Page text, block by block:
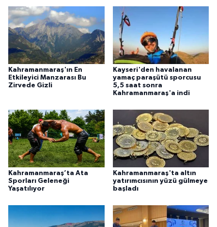
Kahramanmaraş'ın En
Etkileyici Manzarası Bu
Zirvede Gizli
Kayseri'den havalanan
yamaç paraşütü sporcusu
5,5 saat sonra
Kahramanmaraş'a indi
Kahramanmaraş’ta Ata
Sporları Geleneği
Yaşatılıyor
Kahramanmaraş'ta altın
yatırımcısının yüzü gülmeye
başladı